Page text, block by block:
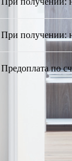
При получении:
Предоплата по